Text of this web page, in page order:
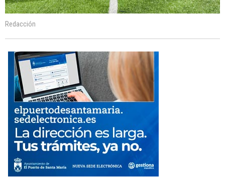
Redacción